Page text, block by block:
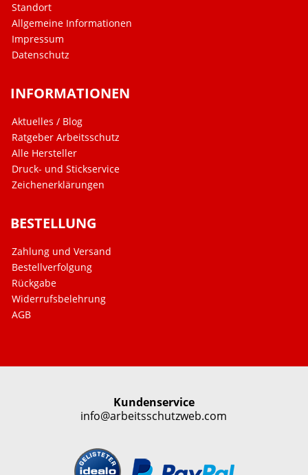
Standort
Allgemeine Informationen
Impressum
Datenschutz
INFORMATIONEN
Aktuelles / Blog
Ratgeber Arbeitsschutz
Alle Hersteller
Druck- und Stickservice
Zeichenerklärungen
BESTELLUNG
Zahlung und Versand
Bestellverfolgung
Rückgabe
Widerrufsbelehrung
AGB
Kundenservice
info@arbeitsschutzweb.com